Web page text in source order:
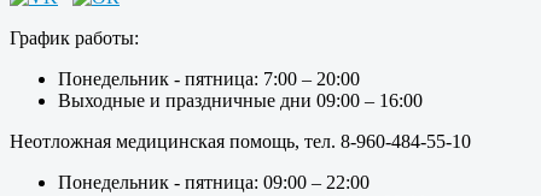
График работы:
Понедельник - пятница: 7:00 – 20:00
Выходные и праздничные дни 09:00 – 16:00
Неотложная медицинская помощь, тел. 8-960-484-55-10
Понедельник - пятница: 09:00 – 22:00